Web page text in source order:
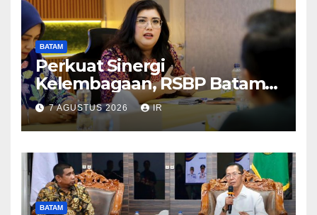
BATAM
Perkuat Sinergi
Kelembagaan, RSBP Batam
dan BPOM Pastikan
Pelayanan dan Ketersediaan
Obat Aman
7 AGUSTUS 2026 IR
BATAM